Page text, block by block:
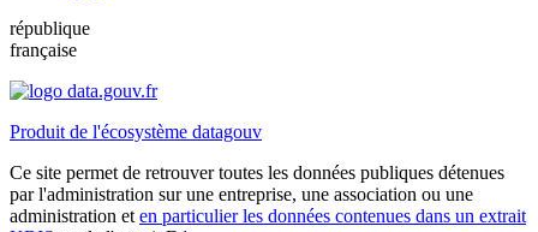
république
française
Produit de l'écosystème datagouv
Ce site permet de retrouver toutes les données publiques détenues
par l'administration sur une entreprise, une association ou une
administration et en particulier les données contenues dans un extrait